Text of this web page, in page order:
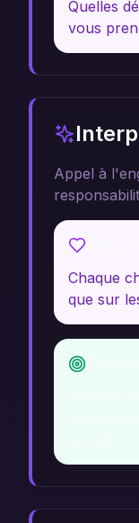
Quelles
vous
Appel à
Chaque
que sur